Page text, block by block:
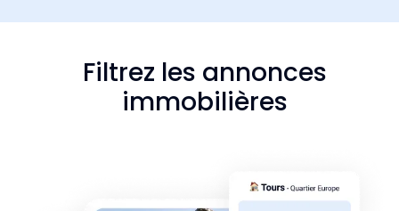
Filtrez les annonces
immobilières